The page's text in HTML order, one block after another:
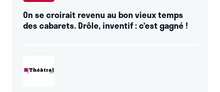
On se croirait revenu au bon vieux temps
des cabarets. Drôle, inventif : c’est gagné !